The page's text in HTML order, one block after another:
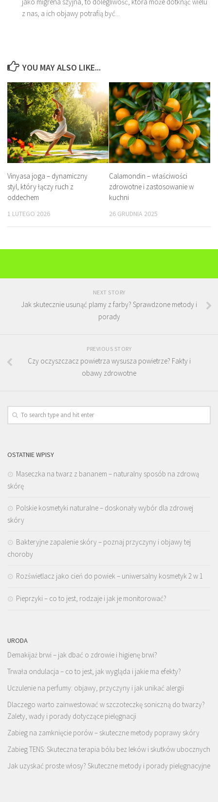
z nas, a ich objawy potrafią być...
YOU MAY ALSO LIKE...
Vinyasa joga – dynamiczny
styl, który łączy ruch z
oddechem
1 LUTEGO 2026
Calamondin – właściwości
zdrowotne i zastosowanie w
kuchni
26 GRUDNIA 2025
NEXT STORY
Jak skutecznie usunąć plamy z farby? Sprawdzone metody i
porady
PREVIOUS STORY
Czy oczyszczacz powietrza wysusza powietrze? Fakty i
obawy zdrowotne
OSTATNIE WPISY
Maseczka na twarz z bananem – naturalny sposób na zdrową
skórę
Polskie kosmetyki naturalne – doskonały wybór dla zdrowej
skóry
Bakteryjne zapalenie skóry – poznaj przyczyny i objawy tej
choroby
Rozświetlacz jako cień do powiek – uniwersalny kosmetyk 2 w 1
Pieprzyki – co to jest, rodzaje i jak je monitorować?
URODA
Demakijaż brwi – jak dbać o zdrowie i higienę brwi?
Trwała ondulacja – co to jest, jak wygląda i jakie ma efekty?
Uczulenie na perfumy: objawy, przyczyny i jak unikać alergii
Dlaczego warto zainwestować w szczoteczkę soniczną do twarzy?
Zalety, wady i porady dotyczące pielęgnacji
Zabieg na zamknięcie porów – skuteczne metody poprawy skóry
Zabieg TENS: Skuteczna terapia bólu bez leków i skutków ubocznych
Jak uzyskać proste włosy? Skuteczne metody i porady pielęgnacyjne